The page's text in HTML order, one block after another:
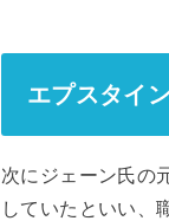
エプスタイ
次にジェーン氏の
していたといい、